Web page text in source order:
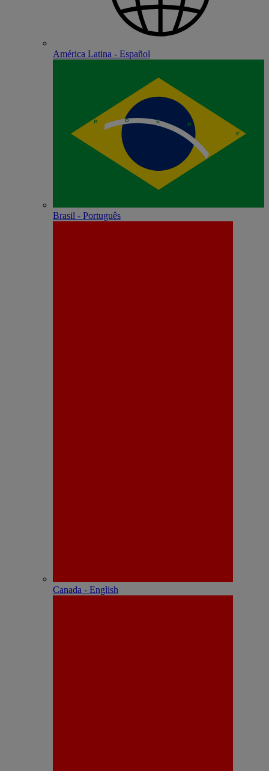
América Latina - Español
Brasil - Português
Canada - English